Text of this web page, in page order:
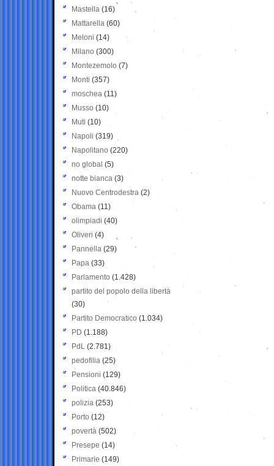
Mastella (16)
Mattarella (60)
Meloni (14)
Milano (300)
Montezemolo (7)
Monti (357)
moschea (11)
Musso (10)
Muti (10)
Napoli (319)
Napolitano (220)
no global (5)
notte bianca (3)
Nuovo Centrodestra (2)
Obama (11)
olimpiadi (40)
Oliveri (4)
Pannella (29)
Papa (33)
Parlamento (1.428)
partito del popolo della libertà
(30)
Partito Democratico (1.034)
PD (1.188)
PdL (2.781)
pedofilia (25)
Pensioni (129)
Politica (40.846)
polizia (253)
Porto (12)
povertà (502)
Presepe (14)
Primarie (149)